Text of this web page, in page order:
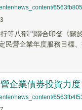
news_content/
等八部門聯合印發《關
民營企業年度服務目標、
企業債券投資力
news_content/